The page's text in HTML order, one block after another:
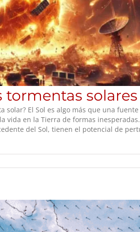
tormentas solares
El Sol es algo más que una
en la Tierra de formas
del Sol, tienen el potencial de